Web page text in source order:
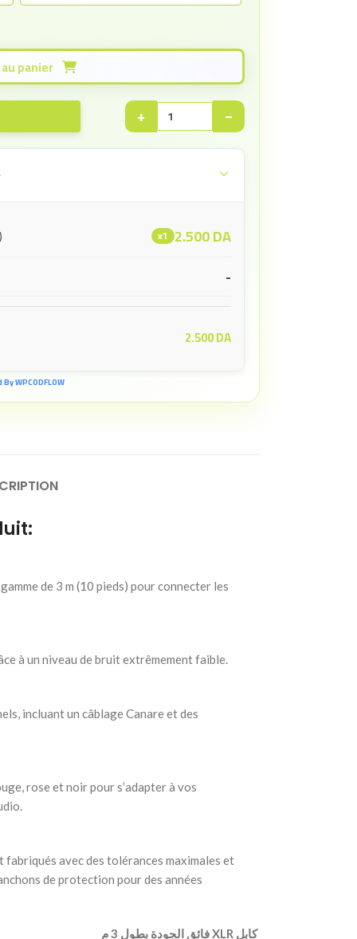
Ajouter au panier
−
+
x1 2.500DA
-
2.500DA
WPCODFLOW
de 3 m (10 pieds) pour connecter les
à un niveau de bruit extrêmement faible.
incluant un câblage Canare et des
rose et noir pour s’adapter à vos
avec des tolérances maximales et
de protection pour des années
‫ كابل XLR فائق الجودة بطول 3 م